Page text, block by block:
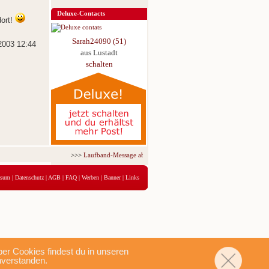
Cookies findest du in unseren
12:44
Deluxe-Contacts
Sarah24090 (51)
aus Lustadt
schalten
>>>Laufband-Message ab nur 5,95 € für 3 Tage!
| Datenschutz | AGB | FAQ | Werben | Banner| Links